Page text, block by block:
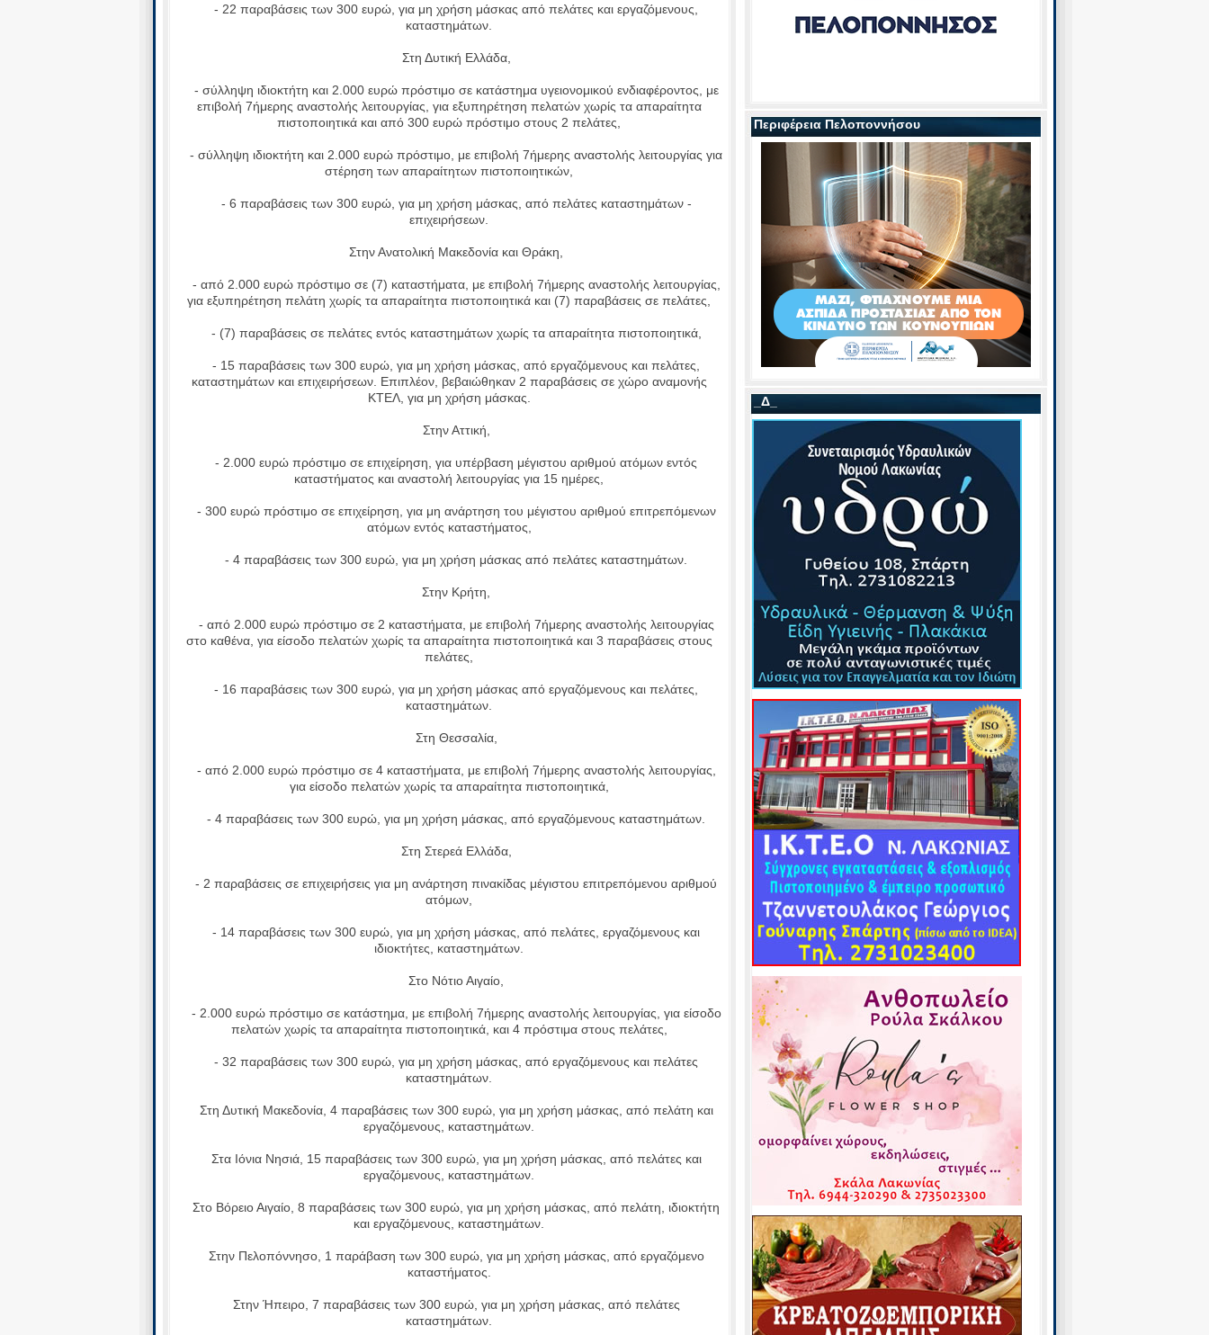
Περιφέρεια Πελοποννήσου
_Δ_
- 22 παραβάσεις των 300 ευρώ, για μη χρήση μάσκας από πελάτες και εργαζόμενους,
καταστημάτων.
Στη Δυτική Ελλάδα,
- σύλληψη ιδιοκτήτη και 2.000 ευρώ πρόστιμο σε κατάστημα υγειονομικού ενδιαφέροντος, με
επιβολή 7ήμερης αναστολής λειτουργίας, για εξυπηρέτηση πελατών χωρίς τα απαραίτητα
πιστοποιητικά και από 300 ευρώ πρόστιμο στους 2 πελάτες,
- σύλληψη ιδιοκτήτη και 2.000 ευρώ πρόστιμο, με επιβολή 7ήμερης αναστολής λειτουργίας για
στέρηση των απαραίτητων πιστοποιητικών,
- 6 παραβάσεις των 300 ευρώ, για μη χρήση μάσκας, από πελάτες καταστημάτων -
επιχειρήσεων.
Στην Ανατολική Μακεδονία και Θράκη,
- από 2.000 ευρώ πρόστιμο σε (7) καταστήματα, με επιβολή 7ήμερης αναστολής λειτουργίας,
για εξυπηρέτηση πελάτη χωρίς τα απαραίτητα πιστοποιητικά και (7) παραβάσεις σε πελάτες,
- (7) παραβάσεις σε πελάτες εντός καταστημάτων χωρίς τα απαραίτητα πιστοποιητικά,
- 15 παραβάσεις των 300 ευρώ, για μη χρήση μάσκας, από εργαζόμενους και πελάτες,
καταστημάτων και επιχειρήσεων. Επιπλέον, βεβαιώθηκαν 2 παραβάσεις σε χώρο αναμονής
ΚΤΕΛ, για μη χρήση μάσκας.
Στην Αττική,
- 2.000 ευρώ πρόστιμο σε επιχείρηση, για υπέρβαση μέγιστου αριθμού ατόμων εντός
καταστήματος και αναστολή λειτουργίας για 15 ημέρες,
- 300 ευρώ πρόστιμο σε επιχείρηση, για μη ανάρτηση του μέγιστου αριθμού επιτρεπόμενων
ατόμων εντός καταστήματος,
- 4 παραβάσεις των 300 ευρώ, για μη χρήση μάσκας από πελάτες καταστημάτων.
Στην Κρήτη,
- από 2.000 ευρώ πρόστιμο σε 2 καταστήματα, με επιβολή 7ήμερης αναστολής λειτουργίας
στο καθένα, για είσοδο πελατών χωρίς τα απαραίτητα πιστοποιητικά και 3 παραβάσεις στους
πελάτες,
- 16 παραβάσεις των 300 ευρώ, για μη χρήση μάσκας από εργαζόμενους και πελάτες,
καταστημάτων.
Στη Θεσσαλία,
- από 2.000 ευρώ πρόστιμο σε 4 καταστήματα, με επιβολή 7ήμερης αναστολής λειτουργίας,
για είσοδο πελατών χωρίς τα απαραίτητα πιστοποιητικά,
- 4 παραβάσεις των 300 ευρώ, για μη χρήση μάσκας, από εργαζόμενους καταστημάτων.
Στη Στερεά Ελλάδα,
- 2 παραβάσεις σε επιχειρήσεις για μη ανάρτηση πινακίδας μέγιστου επιτρεπόμενου αριθμού
ατόμων,
- 14 παραβάσεις των 300 ευρώ, για μη χρήση μάσκας, από πελάτες, εργαζόμενους και
ιδιοκτήτες, καταστημάτων.
Στο Νότιο Αιγαίο,
- 2.000 ευρώ πρόστιμο σε κατάστημα, με επιβολή 7ήμερης αναστολής λειτουργίας, για είσοδο
πελατών χωρίς τα απαραίτητα πιστοποιητικά, και 4 πρόστιμα στους πελάτες,
- 32 παραβάσεις των 300 ευρώ, για μη χρήση μάσκας, από εργαζόμενους και πελάτες
καταστημάτων.
Στη Δυτική Μακεδονία, 4 παραβάσεις των 300 ευρώ, για μη χρήση μάσκας, από πελάτη και
εργαζόμενους, καταστημάτων.
Στα Ιόνια Νησιά, 15 παραβάσεις των 300 ευρώ, για μη χρήση μάσκας, από πελάτες και
εργαζόμενους, καταστημάτων.
Στο Βόρειο Αιγαίο, 8 παραβάσεις των 300 ευρώ, για μη χρήση μάσκας, από πελάτη, ιδιοκτήτη
και εργαζόμενους, καταστημάτων.
Στην Πελοπόννησο, 1 παράβαση των 300 ευρώ, για μη χρήση μάσκας, από εργαζόμενο
καταστήματος.
Στην Ήπειρο, 7 παραβάσεις των 300 ευρώ, για μη χρήση μάσκας, από πελάτες
καταστημάτων.